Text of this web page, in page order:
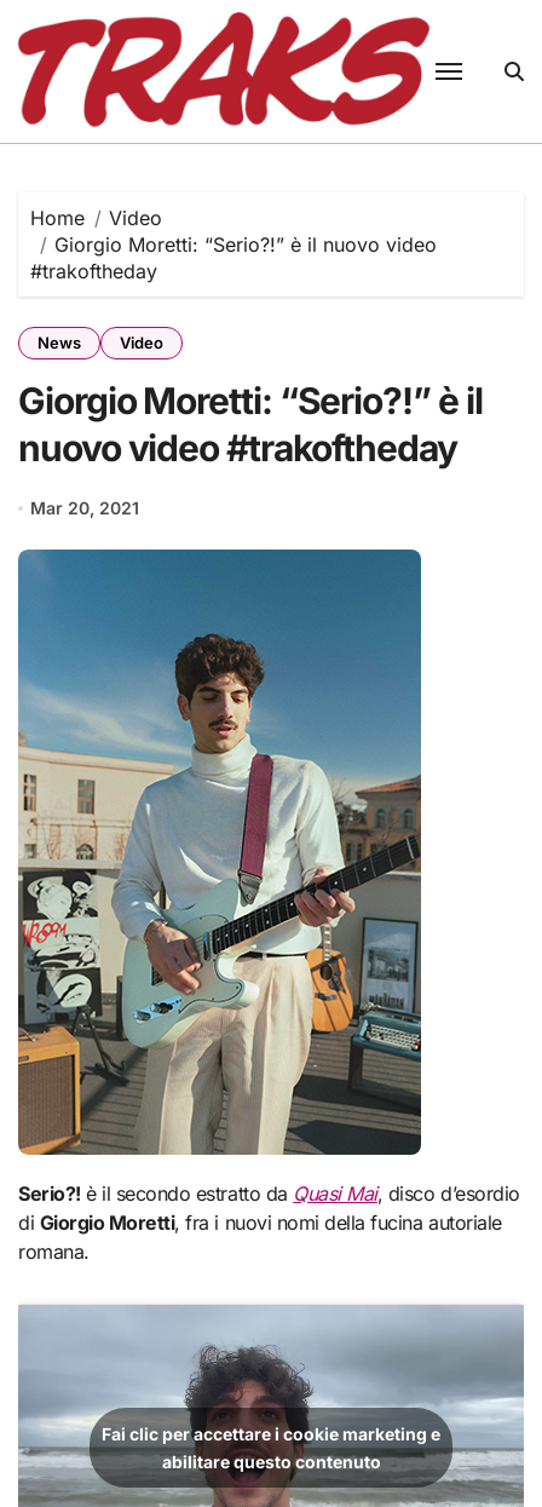
content
Home
Video
Giorgio Moretti: “Serio?!” è il nuovo video
#trakoftheday
News Video
Giorgio Moretti: “Serio?!” è il
nuovo video #trakoftheday
Mar 20, 2021
Serio?! è il secondo estratto da Quasi Mai, disco d’esordio
di Giorgio Moretti, fra i nuovi nomi della fucina autoriale
romana.
Fai clic per accettare i cookie marketing e
abilitare questo contenuto